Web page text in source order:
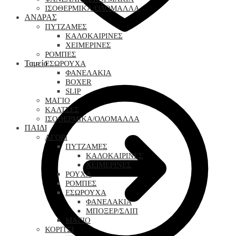
Ταμείο
ΙΣΟΘΕΡΜΙΚΑ/ΟΛΟΜΑΛΛΑ
ΑΝΔΡΑΣ
ΠΥΤΖΑΜΕΣ
ΚΑΛΟΚΑΙΡΙΝΕΣ
ΧΕΙΜΕΡΙΝΕΣ
ΡΟΜΠΕΣ
ΕΣΩΡΟΥΧΑ
ΦΑΝΕΛΑΚΙΑ
BOXER
SLIP
ΜΑΓΙΟ
ΚΑΛΤΣΕΣ
ΙΣΟΘΕΡΜΙΚΑ/ΟΛΟΜΑΛΛΑ
ΠΑΙΔΙ
ΑΓΟΡΙ
ΠΥΤΖΑΜΕΣ
ΚΑΛΟΚΑΙΡΙΝΕΣ
ΧΕΙΜΕΡΙΝΕΣ
ΡΟΥΧΑ
ΡΟΜΠΕΣ
ΕΣΩΡΟΥΧΑ
ΦΑΝΕΛΑΚΙΑ
ΜΠΟΞΕΡ/ΣΛΙΠ
ΜΑΓΙΟ
ΚΟΡΙΤΣΙ